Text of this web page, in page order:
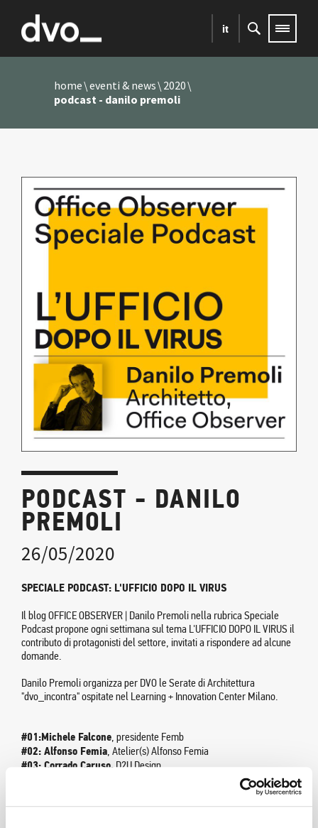
it
home eventi & news 2020
podcast - danilo premoli
PODCAST - DANILO
PREMOLI
26/05/2020
SPECIALE PODCAST: L'UFFICIO DOPO IL VIRUS
Il blog OFFICE OBSERVER | Danilo Premoli nella rubrica Speciale
Podcast propone ogni settimana sul tema L'UFFICIO DOPO IL VIRUS il
contributo di protagonisti del settore, invitati a rispondere ad alcune
domande.
Danilo Premoli organizza per DVO le Serate di Architettura
"dvo_incontra" ospitate nel Learning + Innovation Center Milano.
#01:Michele Falcone presidente Femb
#02:Alfonso Femia , Atelier(s) Alfonso Femia
#03:Corrado Caruso, D2U Design
#06:Riccardo Minelli, Archilabs